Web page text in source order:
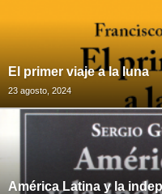
El primer viaje a la luna
23 agosto, 2024
América Latina y la